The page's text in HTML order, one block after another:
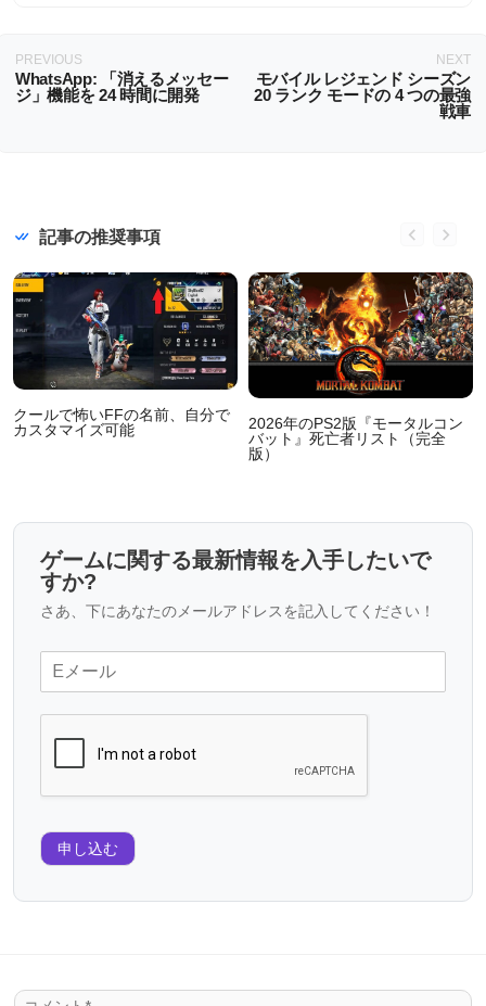
PREVIOUS
WhatsApp: 「消えるメッセー
ジ」機能を 24 時間に開発
NEXT
モバイル レジェンド シーズン
20 ランク モードの 4 つの最強
戦車
記事の推奨事項
クールで怖いFFの名前、自分で
カスタマイズ可能
2026年のPS2版『モータルコン
バット』死亡者リスト（完全
版）
ゲームに関する最新情報を入手したいで
すか?
さあ、下にあなたのメールアドレスを記入してください！
申し込む